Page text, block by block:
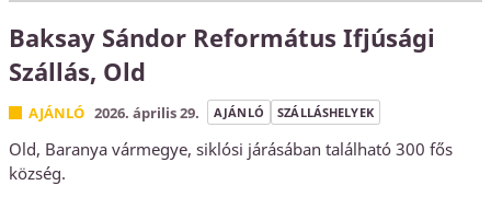
Baksay Sándor Református Ifjúsági
Szállás, Old
AJÁNLÓ 2026. április 29. AJÁNLÓ SZÁLLÁSHELYEK
Old, Baranya vármegye, siklósi járásában található 300 fős
község.